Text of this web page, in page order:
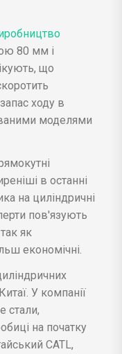
80 мм і
що
ходу в
моделями
в останні
на циліндричні
пов'язують
як
економічні.
У компанії
стали,
на початку
CATL,